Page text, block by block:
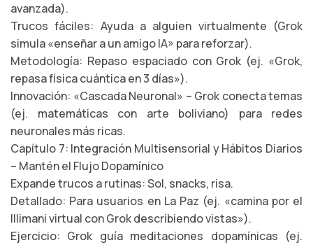
avanzada).
Trucos fáciles: Ayuda a alguien virtualmente (Grok
simula «enseñar a un amigo IA» para reforzar).
Metodología: Repaso espaciado con Grok (ej. «Grok,
repasa física cuántica en 3 días»).
Innovación: «Cascada Neuronal» – Grok conecta temas
(ej. matemáticas con arte boliviano) para redes
neuronales más ricas.
Capítulo 7: Integración Multisensorial y Hábitos Diarios
– Mantén el Flujo Dopamínico
Expande trucos a rutinas: Sol, snacks, risa.
Detallado: Para usuarios en La Paz (ej. «camina por el
Illimani virtual con Grok describiendo vistas»).
Ejercicio: Grok guía meditaciones dopamínicas (ej.